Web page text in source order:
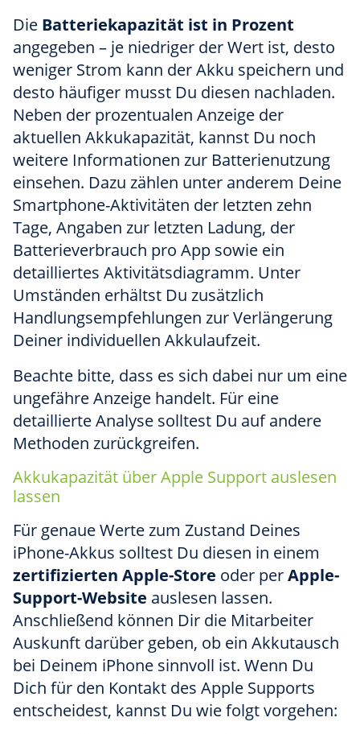
Die Batteriekapazität ist in Prozent
angegeben – je niedriger der Wert ist, desto
weniger Strom kann der Akku speichern und
desto häufiger musst Du diesen nachladen.
Neben der prozentualen Anzeige der
aktuellen Akkukapazität, kannst Du noch
weitere Informationen zur Batterienutzung
einsehen. Dazu zählen unter anderem Deine
Smartphone-Aktivitäten der letzten zehn
Tage, Angaben zur letzten Ladung, der
Batterieverbrauch pro App sowie ein
detailliertes Aktivitätsdiagramm. Unter
Umständen erhältst Du zusätzlich
Handlungsempfehlungen zur Verlängerung
Deiner individuellen Akkulaufzeit.
Beachte bitte, dass es sich dabei nur um eine
ungefähre Anzeige handelt. Für eine
detaillierte Analyse solltest Du auf andere
Methoden zurückgreifen.
Akkukapazität über Apple Support auslesen
lassen
Für genaue Werte zum Zustand Deines
iPhone-Akkus solltest Du diesen in einem
zertifizierten Apple-Store oder perApple-
Support-Website auslesen lassen.
Anschließend können Dir die Mitarbeiter
Auskunft darüber geben, ob ein Akkutausch
bei Deinem iPhone sinnvoll ist. Wenn Du
Dich für den Kontakt des Apple Supports
entscheidest, kannst Du wie folgt vorgehen: